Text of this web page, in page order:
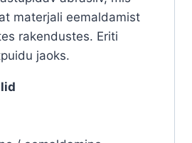
materjali eemaldamist
rakendustes. Eriti
jaoks.